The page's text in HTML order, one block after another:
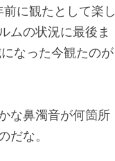
に観たとして楽し
ムの状況に最後ま
なった今観たのが
な鼻濁音が何箇所
な。